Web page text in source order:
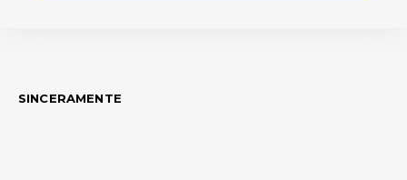
SINCERAMENTE